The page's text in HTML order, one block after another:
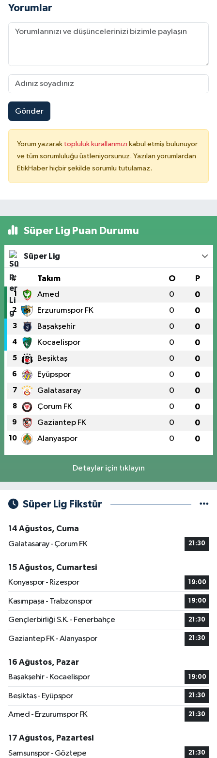
Yorumlar
Gönder
Yorum yazarak topluluk kurallarımızı kabul etmiş bulunuyor
ve tüm sorumluluğu üstleniyorsunuz. Yazılan yorumlardan
EtikHaber hiçbir şekilde sorumlu tutulamaz.
Süper Lig Puan Durumu
Süper Lig
# Takım O P
1 Amed 0 0
2 Erzurumspor FK 0 0
3 Başakşehir 0 0
4 Kocaelispor 0 0
5 Beşiktaş 0 0
6 Eyüpspor 0 0
7 Galatasaray 0 0
8 Çorum FK 0 0
9 Gaziantep FK 0 0
10 Alanyaspor 0 0
Detaylar için tıklayın
Süper Lig Fikstür
14 Ağustos, Cuma
Galatasaray - Çorum FK
21:30
15 Ağustos, Cumartesi
Konyaspor - Rizespor
19:00
Kasımpaşa - Trabzonspor 19:00
Gençlerbirliği S.K. - Fenerbahçe 21:30
Gaziantep FK - Alanyaspor 21:30
16 Ağustos, Pazar
Başakşehir - Kocaelispor
19:00
Beşiktaş - Eyüpspor 21:30
Amed - Erzurumspor FK 21:30
17 Ağustos, Pazartesi
Samsunspor - Göztepe
21:30